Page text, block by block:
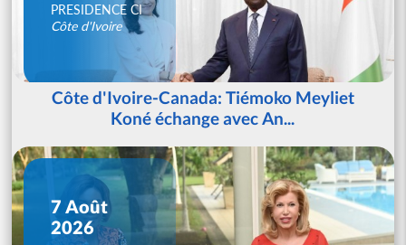
PRESIDENCE CI
Côte d'Ivoire
Côte d'Ivoire-Canada: Tiémoko Meyliet
Koné échange avec An...
7 Août
2026